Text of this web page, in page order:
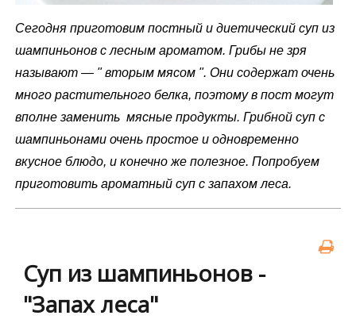
Сегодня приготовим постный и диетический суп из
шампиньонов с лесным ароматом. Грибы не зря
называют — " вторым мясом ". Они содержат очень
много растительного белка, поэтому в пост могут
вполне заменить мясные продукты. Грибной суп с
шампиньонами очень простое и одновременно
вкусное блюдо, и конечно же полезное. Попробуем
приготовить ароматный суп с запахом леса.
Суп из шампиньонов -
"Запах леса"